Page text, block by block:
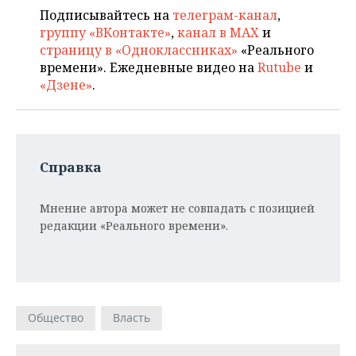
Подписывайтесь на телеграм-канал,
группу «ВКонтакте»,канал в MAXи
страницу в «Одноклассниках» «Реального
времени». Ежедневные видео наRutube и
«Дзене».
Справка
Мнение автора может не совпадать с позицией
редакции «Реального времени».
Общество Власть